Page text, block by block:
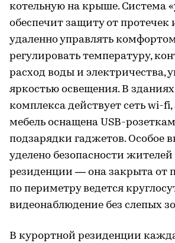
котельную на крыше. Система
обеспечит защиту от протечек
удаленно управлять
регулировать температуру,
расход воды и электричества,
яркостью освещения. В
комплекса действует сеть wi-
мебель оснащена USB-
подзарядки гаджетов. Особое
уделено безопасности
резиденции — она закрыта от
по периметру ведется
видеонаблюдение без слепых
В курортной резиденции